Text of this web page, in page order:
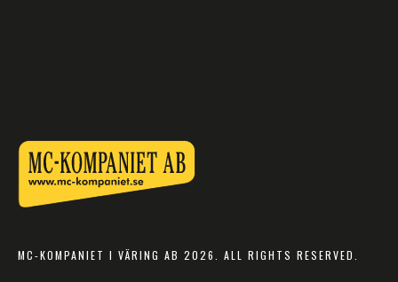
MC-KOMPANIET I VÄRING AB 2026. ALL RIGHTS RESERVED.